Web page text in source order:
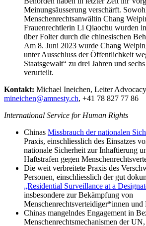
Meinungsäusserung verschärft.
Menschenrechtsanwältin Chang
Frauenrechtlerin Li Qiaochu wurden
über Folter durch die chinesischen
Am 8. Juni 2023 wurde Chang
unter Ausschluss der Öffentlichkeit
Staatsgewalt“ zu drei Jahren und
verurteilt.
Kontakt: Michael Ineichen, Leiter
mineichen@amnesty.ch, +41 78 827 77 86
International Service for Human Rights
Chinas Missbrauch der nationalen
Praxis, einschliesslich des Einsatzes
nationale Sicherheit zur Inhaftierung
Haftstrafen gegen
Die weit verbreitete Praxis des
Personen, einschliesslich der gut
„Residential Surveillance at a
insbesondere zur Bekämpfung von
Menschenrechtsverteidiger*innen
Chinas mangelndes Engagement in
Menschenrechtsmechanismen der